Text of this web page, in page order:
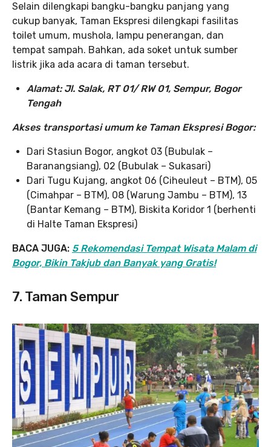
Selain dilengkapi bangku-bangku panjang yang
cukup banyak, Taman Ekspresi dilengkapi fasilitas
toilet umum, mushola, lampu penerangan, dan
tempat sampah. Bahkan, ada soket untuk sumber
listrik jika ada acara di taman tersebut.
Alamat: Jl. Salak, RT 01/ RW 01, Sempur, Bogor
Tengah
Akses transportasi umum ke Taman Ekspresi Bogor:
Dari Stasiun Bogor, angkot 03 (Bubulak –
Baranangsiang), 02 (Bubulak – Sukasari)
Dari Tugu Kujang, angkot 06 (Ciheuleut – BTM), 05
(Cimahpar – BTM), 08 (Warung Jambu – BTM), 13
(Bantar Kemang – BTM), Biskita Koridor 1 (berhenti
di Halte Taman Ekspresi)
BACA JUGA: 5 Rekomendasi Tempat Wisata Malam di
Bogor, Bikin Takjub dan Banyak yang Gratis!
7. Taman Sempur